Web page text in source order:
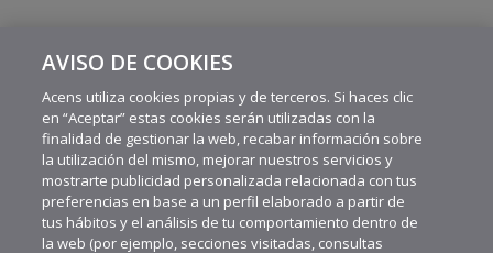
MÁS VIDEOS RECIENTES
AVISO DE COOKIES
Acens utiliza cookies propias y de terceros. Si haces clic
en “Aceptar” estas cookies serán utilizadas con la
finalidad de gestionar la web, recabar información sobre
la utilización del mismo, mejorar nuestros servicios y
mostrarte publicidad personalizada relacionada con tus
preferencias en base a un perfil elaborado a partir de
tus hábitos y el análisis de tu comportamiento dentro de
la web (por ejemplo, secciones visitadas, consultas